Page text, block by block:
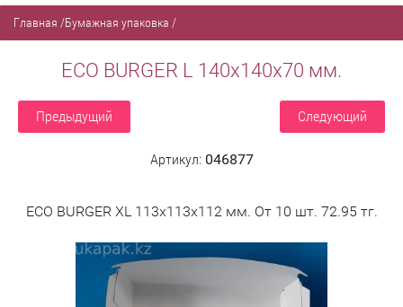
Главная /Бумажная упаковка /
ECO BURGER L 140x140x70 мм.
Предыдущий Следующий
Артикул:046877
ECO BURGER ХL 113x113x112 мм. От 10 шт. 72.95 тг.